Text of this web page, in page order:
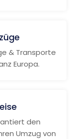
& Transporte
Europa.
den
Umzug von